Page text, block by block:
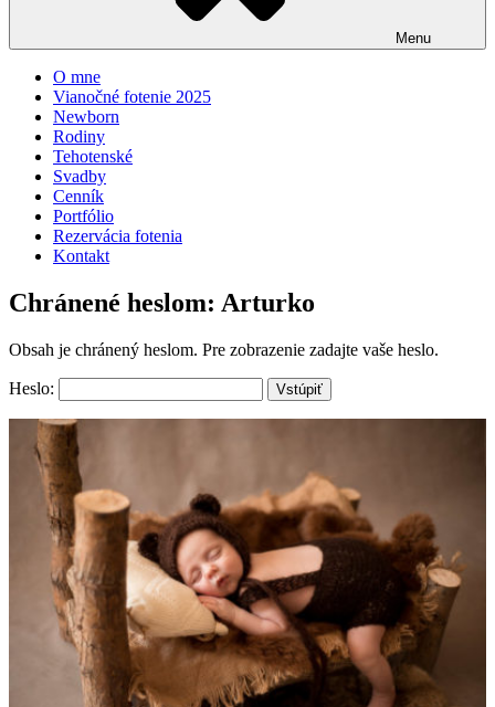
Menu
O mne
Vianočné fotenie 2025
Newborn
Rodiny
Tehotenské
Svadby
Cenník
Portfólio
Rezervácia fotenia
Kontakt
Chránené heslom: Arturko
Obsah je chránený heslom. Pre zobrazenie zadajte vaše heslo.
Heslo: